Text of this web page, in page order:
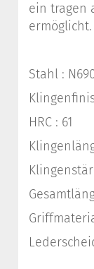
ein tragen
ermöglicht.
Stahl :
HRC : 61